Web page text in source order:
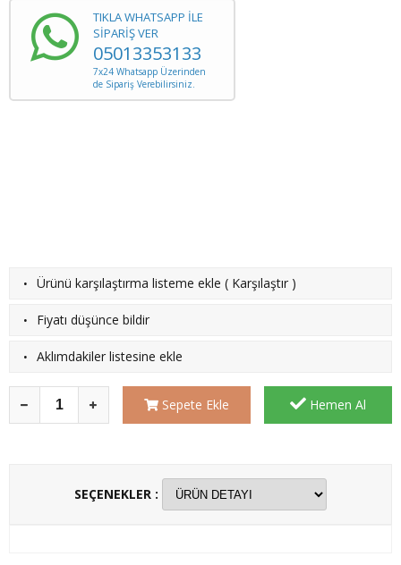
TIKLA WHATSAPP İLE
SİPARİŞ VER
05013353133
7x24 Whatsapp Üzerinden
de Sipariş Verebilirsiniz.
· Ürünü karşılaştırma listeme ekle ( Karşılaştır )
· Fiyatı düşünce bildir
· Aklımdakiler listesine ekle
Sepete Ekle Hemen Al
SEÇENEKLER :